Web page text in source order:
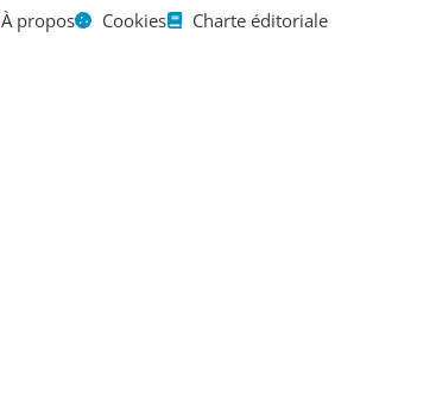
À propos Cookies Charte éditoriale